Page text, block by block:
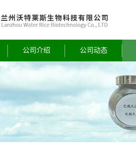
公司介绍 公司动态